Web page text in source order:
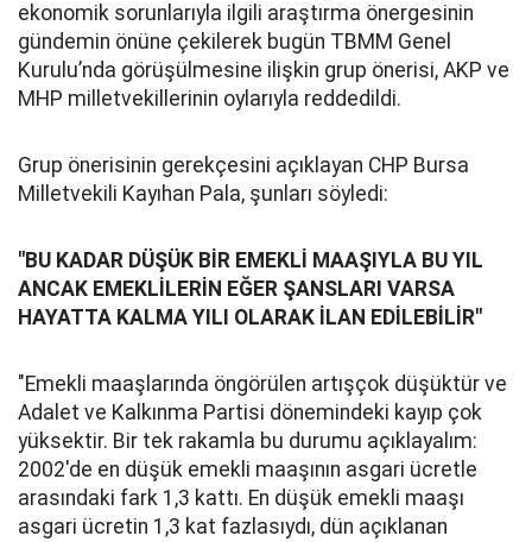
ekonomik sorunlarıyla ilgili araştırma önergesinin
gündemin önüne çekilerek bugün TBMM Genel
Kurulu’nda görüşülmesine ilişkin grup önerisi, AKP ve
MHP milletvekillerinin oylarıyla reddedildi.
Grup önerisinin gerekçesini açıklayan CHP Bursa
Milletvekili Kayıhan Pala, şunları söyledi:
"BU KADAR DÜŞÜK BİR EMEKLİ MAAŞIYLA BU YIL
ANCAK EMEKLİLERİN EĞER ŞANSLARI VARSA
HAYATTA KALMA YILI OLARAK İLAN EDİLEBİLİR"
"Emekli maaşlarında öngörülen artışçok düşüktür ve
Adalet ve Kalkınma Partisi dönemindeki kayıp çok
yüksektir. Bir tek rakamla bu durumu açıklayalım:
2002'de en düşük emekli maaşının asgari ücretle
arasındaki fark 1,3 kattı. En düşük emekli maaşı
asgari ücretin 1,3 kat fazlasıydı, dün açıklanan